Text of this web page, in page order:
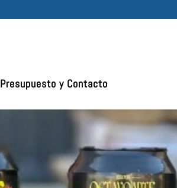
Presupuesto y Contacto